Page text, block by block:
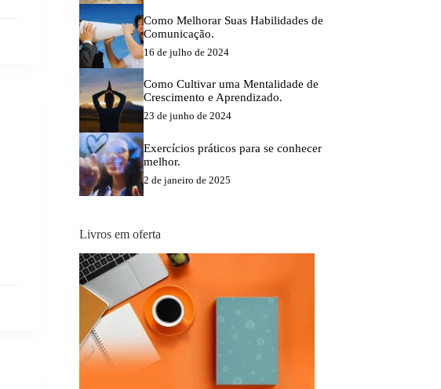
Como Melhorar Suas Habilidades de
Comunicação.
16 de julho de 2024
Como Cultivar uma Mentalidade de
Crescimento e Aprendizado.
23 de junho de 2024
Exercícios práticos para se conhecer
melhor.
2 de janeiro de 2025
Livros em oferta